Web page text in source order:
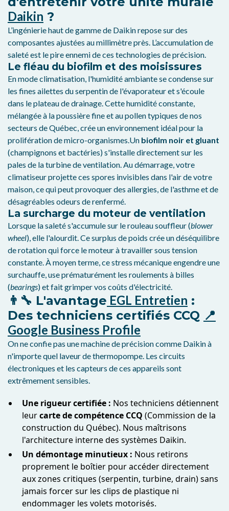
Daikin ?
L’ingénierie haut de gamme de Daikin repose sur des
composantes ajustées au millimètre près. L’accumulation de
saleté est le pire ennemi de ces technologies de précision.
Le fléau du biofilm et des moisissures
En mode climatisation, l'humidité ambiante se condense sur
les fines ailettes du serpentin de l'évaporateur et s'écoule
dans le plateau de drainage. Cette humidité constante,
mélangée à la poussière fine et au pollen typiques de nos
secteurs de Québec, crée un environnement idéal pour la
prolifération de micro-organismes.Un biofilm noir et gluant
(champignons et bactéries) s'installe directement sur les
pales de la turbine de ventilation. Au démarrage, votre
climatiseur projette ces spores invisibles dans l'air de votre
maison, ce qui peut provoquer des allergies, de l'asthme et de
désagréables odeurs de renfermé.
La surcharge du moteur de ventilation
Lorsque la saleté s'accumule sur le rouleau souffleur (blower
wheel), elle l'alourdit. Ce surplus de poids crée un déséquilibre
de rotation qui force le moteur à travailler sous tension
constante. À moyen terme, ce stress mécanique engendre une
surchauffe, use prématurément les roulements à billes
(bearings) et fait grimper vos coûts d'électricité.
👨‍🔧 L'avantage EGL Entretien :
Des techniciens certifiés CCQ 📍
Google Business Profile
On ne confie pas une machine de précision comme Daikin à
n'importe quel laveur de thermopompe. Les circuits
électroniques et les capteurs de ces appareils sont
extrêmement sensibles.
Une rigueur certifiée : Nos techniciens détiennent
leurcarte de compétence CCQ (Commission de la
construction du Québec). Nous maîtrisons
l'architecture interne des systèmes Daikin.
Un démontage minutieux : Nous retirons
proprement le boîtier pour accéder directement
aux zones critiques (serpentin, turbine, drain) sans
jamais forcer sur les clips de plastique ni
endommager les volets motorisés.